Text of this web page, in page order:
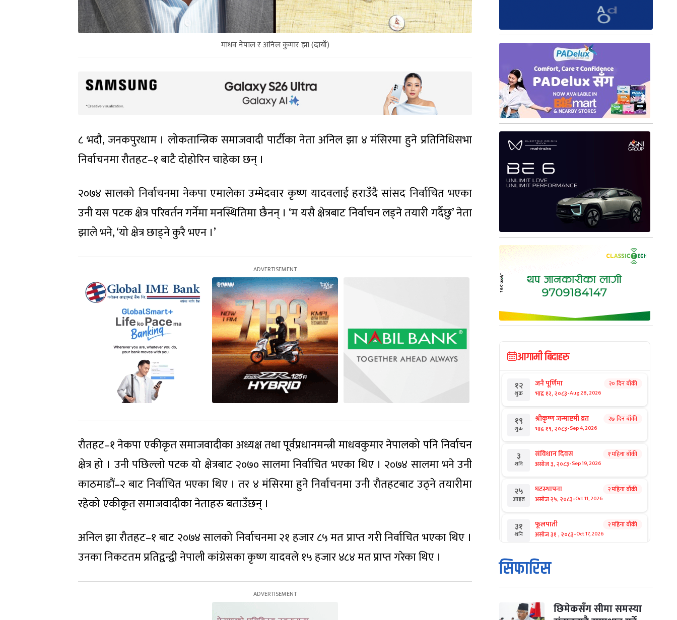
माधव नेपाल र अनिल कुमार झा (दायाँ)
८ भदौ, जनकपुरधाम । लोकतान्त्रिक समाजवादी पार्टीका नेता अनिल झा ४ मंसिरमा हुने प्रतिनिधिसभा
निर्वाचनमा रौतहट–१ बाटै दोहोरिन चाहेका छन् ।
२०७४ सालको निर्वाचनमा नेकपा एमालेका उम्मेदवार कृष्ण यादवलाई हराउँदै सांसद निर्वाचित भएका
उनी यस पटक क्षेत्र परिवर्तन गर्नेमा मनस्थितिमा छैनन् । ‘म यसै क्षेत्रबाट निर्वाचन लड्ने तयारी गर्दैछु’ नेता
झाले भने, ‘यो क्षेत्र छाड्ने कुरै भएन ।’
रौतहट–१ नेकपा एकीकृत समाजवादीका अध्यक्ष तथा पूर्वप्रधानमन्त्री माधवकुमार नेपालको पनि निर्वाचन
क्षेत्र हो । उनी पछिल्लो पटक यो क्षेत्रबाट २०७० सालमा निर्वाचित भएका थिए । २०७४ सालमा भने उनी
काठमाडौं–२ बाट निर्वाचित भएका थिए । तर ४ मंसिरमा हुने निर्वाचनमा उनी रौतहटबाट उठ्ने तयारीमा
रहेको एकीकृत समाजवादीका नेताहरु बताउँछन् ।
अनिल झा रौतहट–१ बाट २०७४ सालको निर्वाचनमा २१ हजार ८५ मत प्राप्त गरी निर्वाचित भएका थिए ।
उनका निकटतम प्रतिद्वन्द्वी नेपाली कांग्रेसका कृष्ण यादवले १५ हजार ४८४ मत प्राप्त गरेका थिए ।
आगामी बिदाहरु
१२
शुक्र
जनै पूर्णिमा
भाद्र १२, २०८३-Aug 28, 2026
२० दिन बाँकी
१९
शुक्र
श्रीकृष्ण जन्माष्टमी व्रत
भाद्र १९, २०८३-Sep 4, 2026
२७ दिन बाँकी
३
शनि
संविधान दिवस
असोज ३, २०८३-Sep 19, 2026
१ महिना बाँकी
२५
आइत
घटस्थापना
असोज २५, २०८३-Oct 11, 2026
२ महिना बाँकी
३१
शनि
फूलपाती
असोज ३१ , २०८३-Oct 17, 2026
२ महिना बाँकी
१
आइत
कार्तिक सङ्क्रान्ति
कार्तिक १, २०८३
मंगल कार्तिक ३, २०८३-Oct 20, 2026
सिफारिस
छिमेकसँग सीमा समस्या